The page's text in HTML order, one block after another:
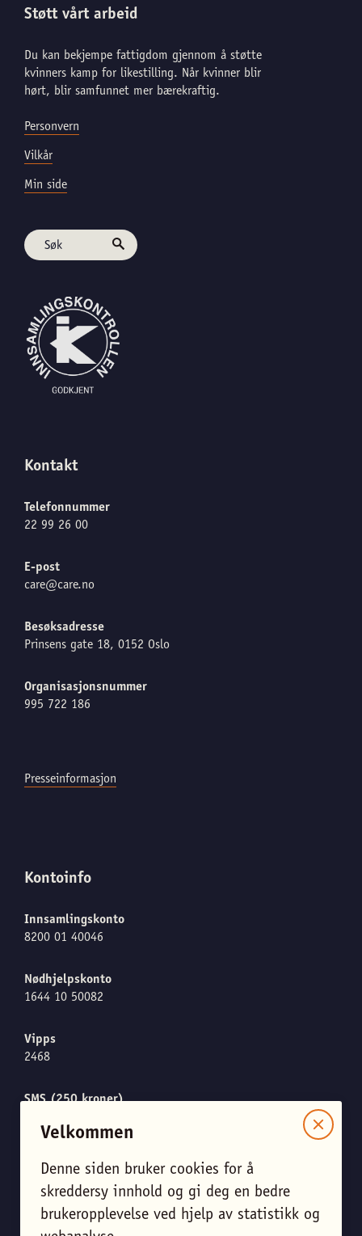
Velkommen
Denne siden bruker cookies for å
skreddersy innhold og gi deg en bedre
brukeropplevelse ved hjelp av statistikk og
Støtt vårt arbeid
Du kan bekjempe fattigdom gjennom å støtte
kvinners kamp for likestilling. Når kvinner blir
hørt, blir samfunnet mer bærekraftig.
Personvern
Vilkår
Min side
Kontakt
Telefonnummer
22 99 26 00
E-post
care@care.no
Besøksadresse
Prinsens gate 18, 0152 Oslo
Organisasjonsnummer
995 722 186
Presseinformasjon
Kontoinfo
Innsamlingskonto
8200 01 40046
Nødhjelpskonto
1644 10 50082
Vipps
2468
SMS (250 kroner)
Meld meg på nyhetsbrevet
Endre personverninnstillinger